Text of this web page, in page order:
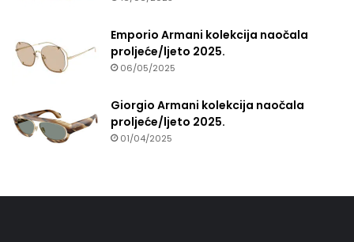
Emporio Armani kolekcija naočala
proljeće/ljeto 2025.
06/05/2025
Giorgio Armani kolekcija naočala
proljeće/ljeto 2025.
01/04/2025